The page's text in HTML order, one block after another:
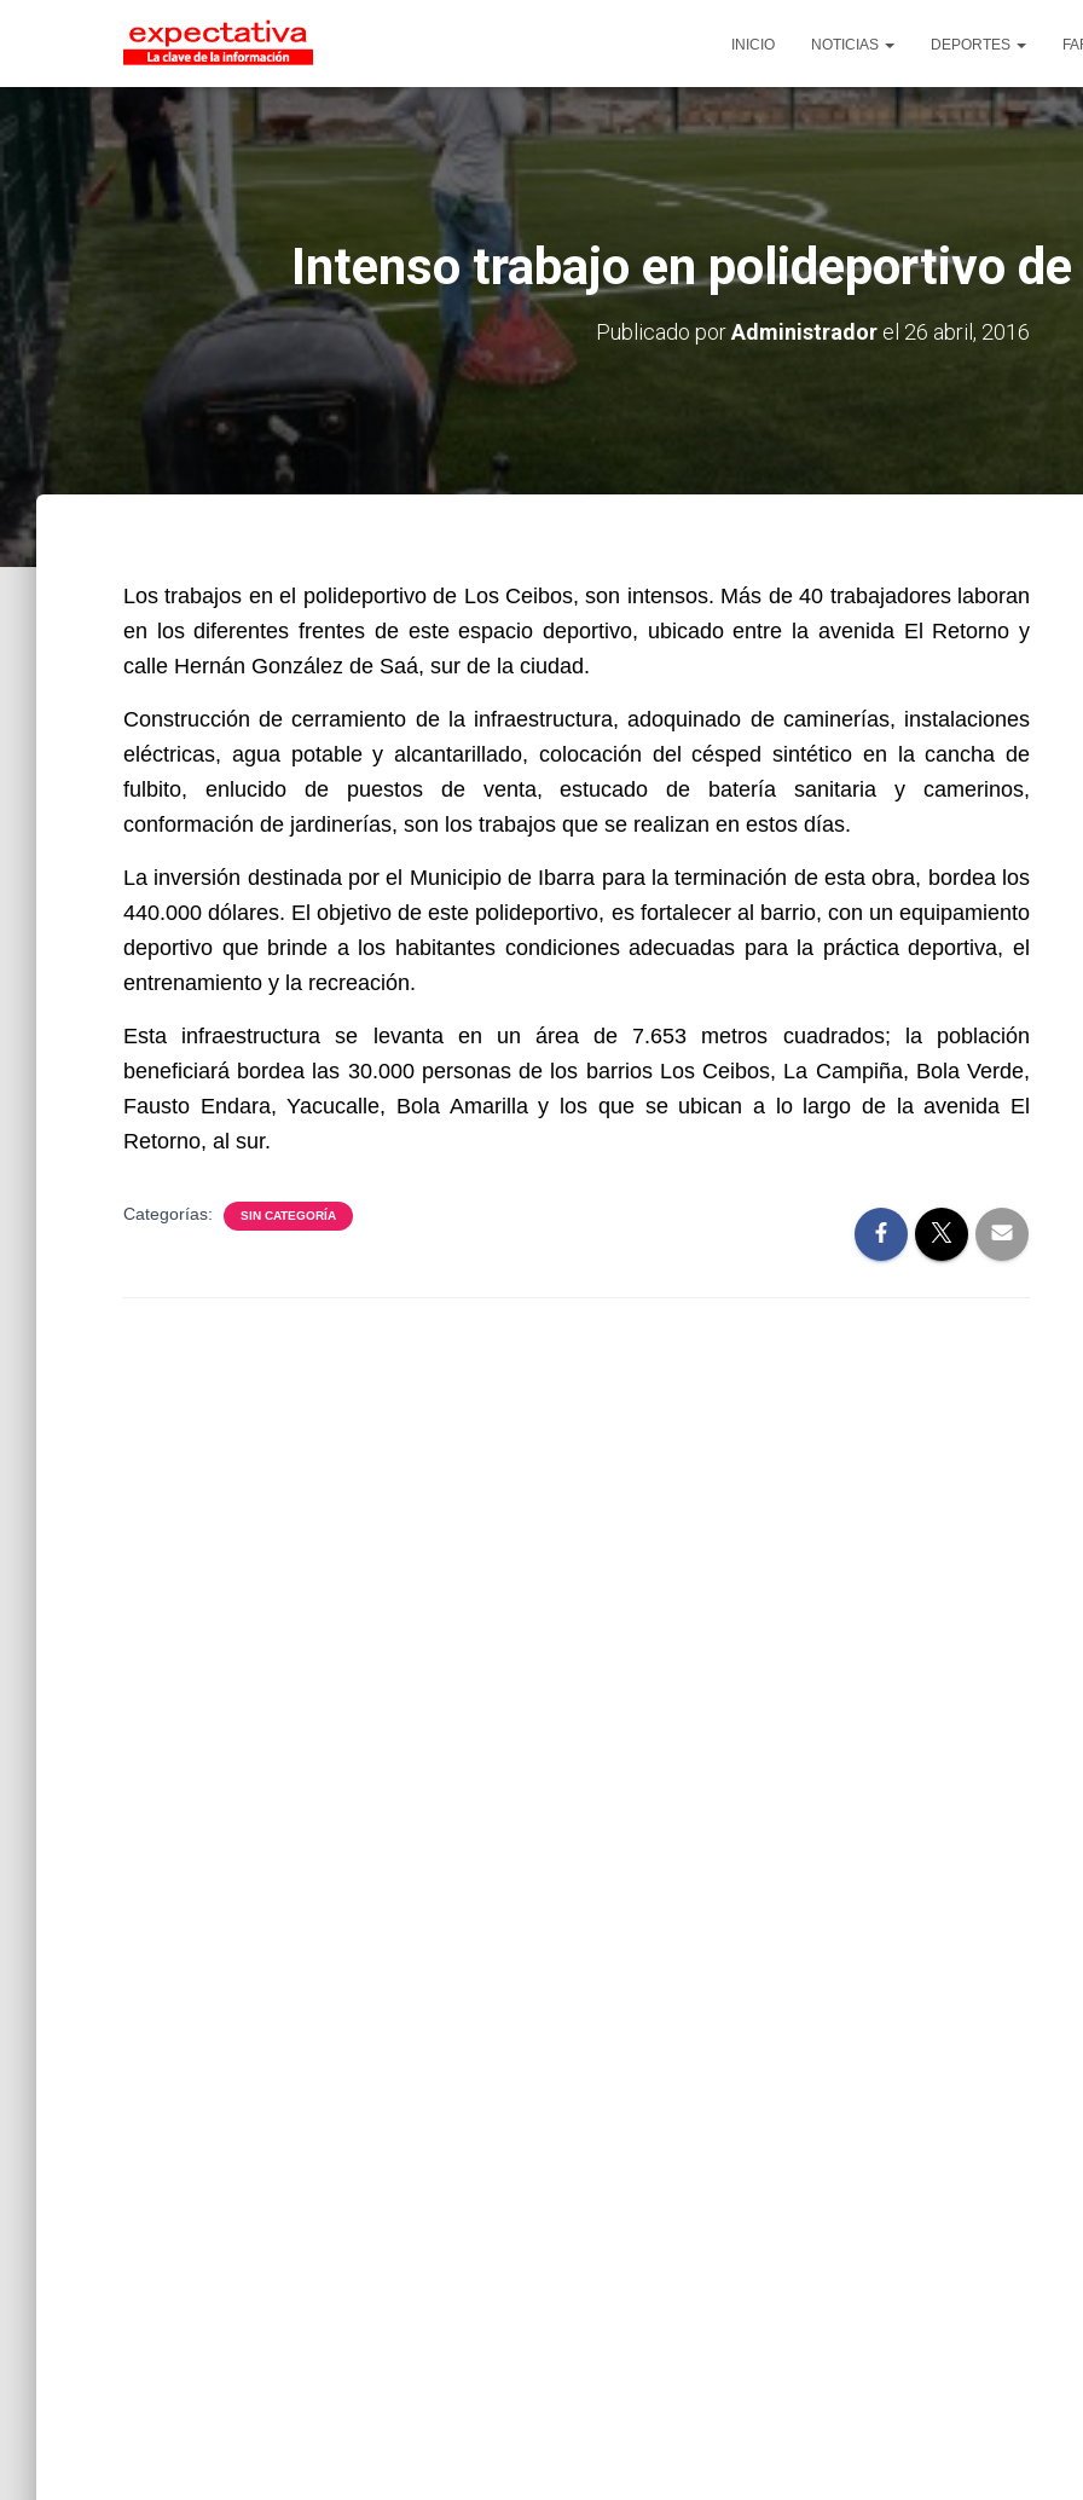
INICIO NOTICIAS DEPORTES
Intenso trabajo en polideportivo de
Publicado porAdministradorel 26 abril, 2016
Los trabajos en el polideportivo de Los Ceibos, son intensos. Más de 40 trabajadores laboran
en los diferentes frentes de este espacio deportivo, ubicado entre la avenida El Retorno y
calle Hernán González de Saá, sur de la ciudad.
Construcción de cerramiento de la infraestructura, adoquinado de caminerías, instalaciones
eléctricas, agua potable y alcantarillado, colocación del césped sintético en la cancha de
fulbito, enlucido de puestos de venta, estucado de batería sanitaria y camerinos,
conformación de jardinerías, son los trabajos que se realizan en estos días.
La inversión destinada por el Municipio de Ibarra para la terminación de esta obra, bordea los
440.000 dólares. El objetivo de este polideportivo, es fortalecer al barrio, con un equipamiento
deportivo que brinde a los habitantes condiciones adecuadas para la práctica deportiva, el
entrenamiento y la recreación.
Esta infraestructura se levanta en un área de 7.653 metros cuadrados; la población
beneficiará bordea las 30.000 personas de los barrios Los Ceibos, La Campiña, Bola Verde,
Fausto Endara, Yacucalle, Bola Amarilla y los que se ubican a lo largo de la avenida El
Retorno, al sur.
Categorías: SIN CATEGORÍA